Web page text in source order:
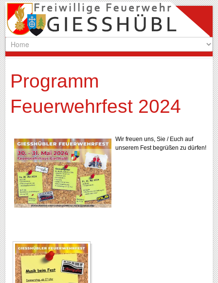
Programm
Feuerwehrfest 2024
Wir freuen uns, Sie / Euch auf
unserem Fest begrüßen zu dürfen!